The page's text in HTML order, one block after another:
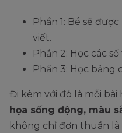
Phần 1: Bé sẽ
viết.
Phần 2: Học các
Phần 3: Học bảng
Đi kèm với đó là mỗi bài
họa sống động, màu
không chỉ đơn thuần là